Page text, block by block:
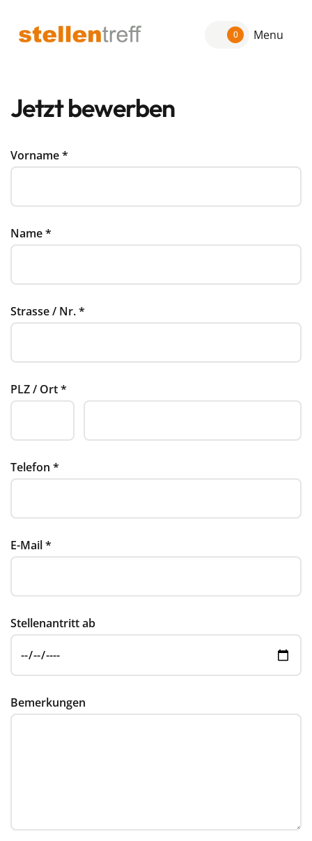
0 Menu
Jetzt bewerben
Vorname*
Name*
Strasse / Nr.*
PLZ / Ort*
Telefon *
E-Mail*
Stellenantritt ab
Bemerkungen